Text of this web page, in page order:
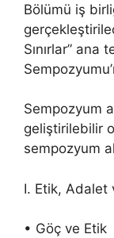
Bölümü iş
Sınırlar” ana
Sempozyum
geliştirilebilir
sempozyum
I. Etik, Adalet
• Göç ve Etik